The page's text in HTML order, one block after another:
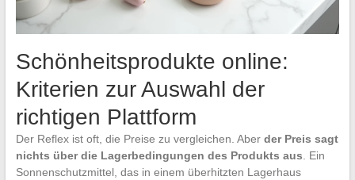
Schönheitsprodukte online:
Kriterien zur Auswahl der
richtigen Plattform
Der Reflex ist oft, die Preise zu vergleichen. Aber der Preis sagt
nichts über die Lagerbedingungen des Produkts aus . Ein
Sonnenschutzmittel, das in einem überhitzten Lagerhaus